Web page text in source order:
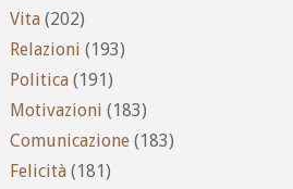
Vita (202)
Relazioni (193)
Politica (191)
Motivazioni (183)
Comunicazione (183)
Felicità (181)